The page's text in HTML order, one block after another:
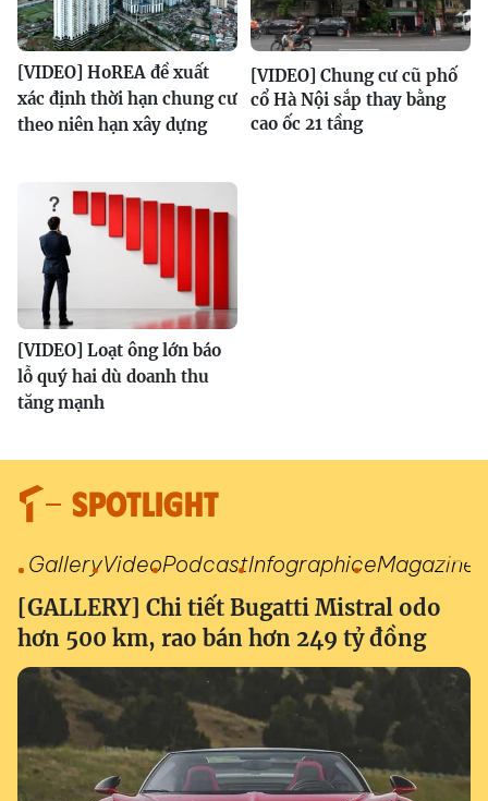
[VIDEO] HoREA đề xuất
xác định thời hạn chung cư
theo niên hạn xây dựng
[VIDEO] Chung cư cũ phố
cổ Hà Nội sắp thay bằng
cao ốc 21 tầng
[VIDEO] Loạt ông lớn báo
lỗ quý hai dù doanh thu
tăng mạnh
SPOTLIGHT
GalleryVideoPodcastInfographiceMagazine
[GALLERY] Chi tiết Bugatti Mistral odo
hơn 500 km, rao bán hơn 249 tỷ đồng